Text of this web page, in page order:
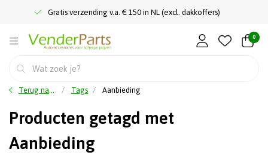
Gratis verzending v.a. € 150 in NL (excl. dakkoffers)
0
Terug naar home Tags Aanbieding
Producten getagd met
Aanbieding